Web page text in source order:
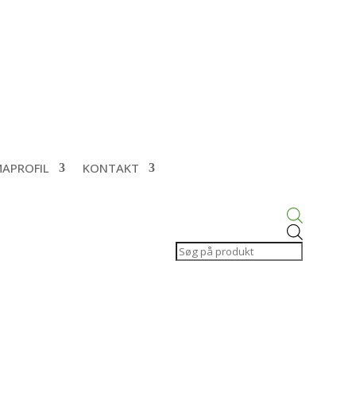
KONTAKT
Products
search